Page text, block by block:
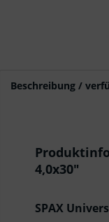
Beschreibung /
4,0x30"
SPAX